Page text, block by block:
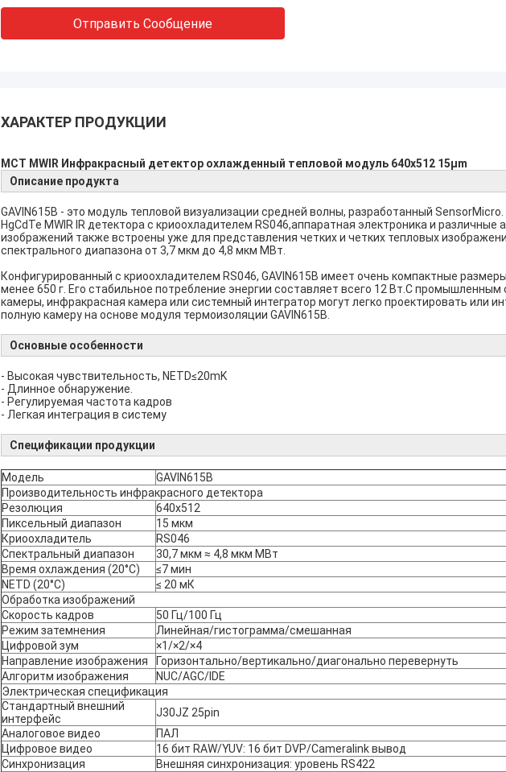
Отправить Сообщение
ХАРАКТЕР ПРОДУКЦИИ
MCT MWIR Инфракрасный детектор охлажденный тепловой модуль 640x512 15μm
Описание продукта
GAVIN615B - это модуль тепловой визуализации средней волны, разработанный
HgCdTe MWIR IR детектора с криоохладителем RS046,аппаратная электроника и различные
изображений также встроены уже для представления четких и четких тепловых
спектрального диапазона от 3,7 мкм до 4,8 мкм МВт.
Конфигурированный с криоохладителем RS046, GAVIN615B имеет очень компактные
менее 650 г. Его стабильное потребление энергии составляет всего 12 Вт.С
камеры, инфракрасная камера или системный интегратор могут легко проектировать или
полную камеру на основе модуля термоизоляции GAVIN615B.
Основные особенности
- Высокая чувствительность, NETD≤20mK
- Длинное обнаружение.
- Регулируемая частота кадров
- Легкая интеграция в систему
Спецификации продукции
Модель
GAVIN615B
Производительность инфракрасного детектора
Резолюция
640х512
Пиксельный диапазон
15 мкм
Криоохладитель
RS046
Спектральный диапазон
30,7 мкм ≈ 4,8 мкм МВт
Время охлаждения (20°C)
≤7 мин
NETD (20°C)
≤ 20 мК
Обработка изображений
Скорость кадров
50 Гц/100 Гц
Режим затемнения
Линейная/гистограмма/смешанная
Цифровой зум
×1/×2/×4
Направление изображения
Горизонтально/вертикально/диагонально перевернуть
Алгоритм изображения
NUC/AGC/IDE
Электрическая спецификация
Стандартный внешний
интерфейс
J30JZ 25pin
Аналоговое видео
ПАЛ
Цифровое видео
16 бит RAW/YUV: 16 бит DVP/Cameralink вывод
Синхронизация
Внешняя синхронизация: уровень RS422